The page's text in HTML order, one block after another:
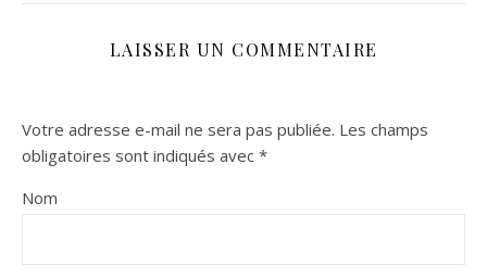
LAISSER UN COMMENTAIRE
Votre adresse e-mail ne sera pas publiée. Les champs
obligatoires sont indiqués avec *
Nom